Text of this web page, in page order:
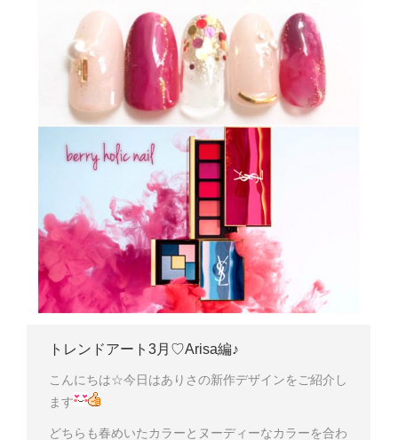
トレンドアート3月♡Arisa編♪
こんにちは☆今日はありさの新作デザインをご紹介し
ます
どちらも春めいたカラーとヌーディーなカラーを合わ